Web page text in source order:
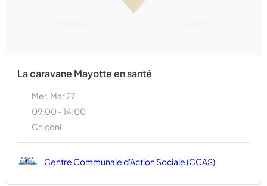
La caravane Mayotte en santé
Mer, Mar 27
09:00 - 14:00
Chiconi
Centre Communale d'Action Sociale (CCAS)